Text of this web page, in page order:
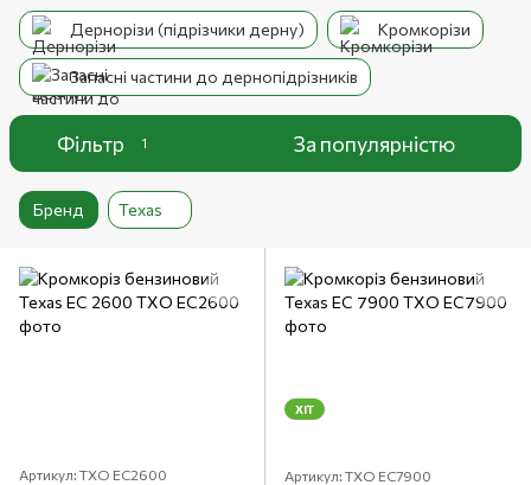
Дернорізи (підрізчики дерну) Кромкорізи
Запасні частини до дернопідрізників
Фільтр 1 За популярністю
Бренд Texas
Артикул: TXO EC2600
ХІТ
Артикул: TXO EC7900